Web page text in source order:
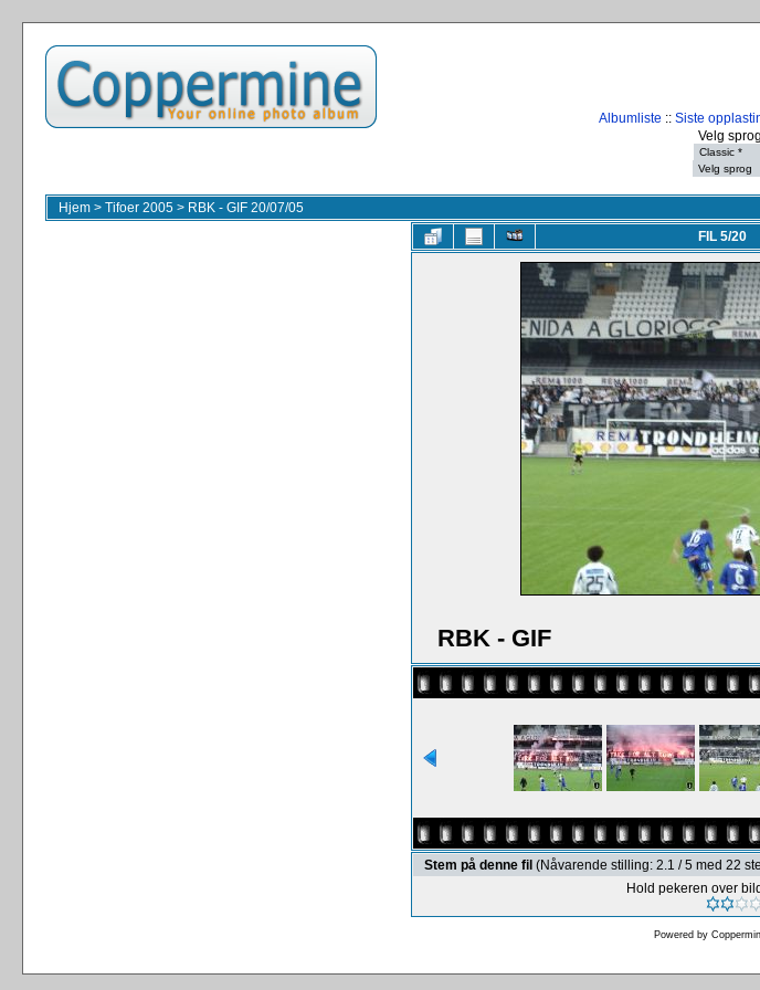
Albumliste :: Siste
Velg
Hjem > Tifoer 2005 > RBK - GIF 20/07/05
FIL 5/20
RBK - GIF
Stem på denne fil (Nåvarende stilling: 2.1 / 5 med 22
Hold pekeren over
Powered by